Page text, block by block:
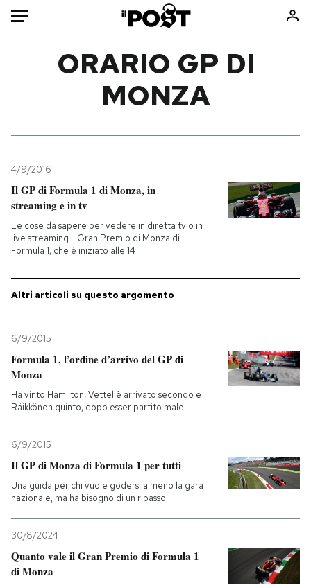
Mondo
Tecnologia
Internet
Cultura
Economia
Sport
Libri
Ok Boomer!
Europa
Mondiali calcio 2026
PODCAST
I MIEI PREFERITI
CALENDARIO
AREA PERSONALE
ORARIO GP DI
MONZA
4/9/2016
Il GP di Formula 1 di Monza, in
streaming e in tv
Le cose da sapere per vedere in diretta tv o in
live streaming il Gran Premio di Monza di
Formula 1, che è iniziato alle 14
Altri articoli su questo argomento
6/9/2015
Formula 1, l’ordine d’arrivo del GP di
Monza
Ha vinto Hamilton, Vettel è arrivato secondo e
Räikkönen quinto, dopo esser partito male
6/9/2015
Il GP di Monza di Formula 1 per tutti
Una guida per chi vuole godersi almeno la gara
nazionale, ma ha bisogno di un ripasso
30/8/2024
Quanto vale il Gran Premio di Formula 1
di Monza